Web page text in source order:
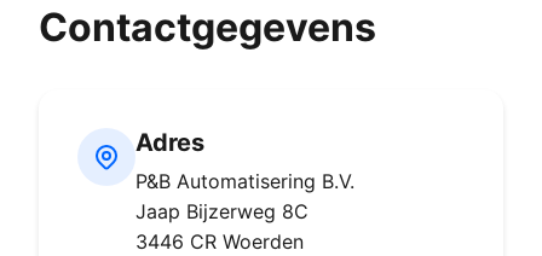
Contactgegevens
Adres
P&B Automatisering B.V.
Jaap Bijzerweg 8C
3446 CR Woerden